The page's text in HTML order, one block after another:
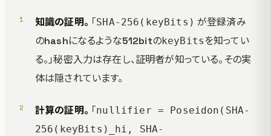
知識の証明。 「SHA-256(keyBits) が登録済み
のhashになるような512bitのkeyBits を知ってい
る。」秘密入力は存在し、証明者が知っている。その実
体は隠されています。
計算の証明。 「nullifier = Poseidon(SHA-
256(keyBits)_hi, SHA-